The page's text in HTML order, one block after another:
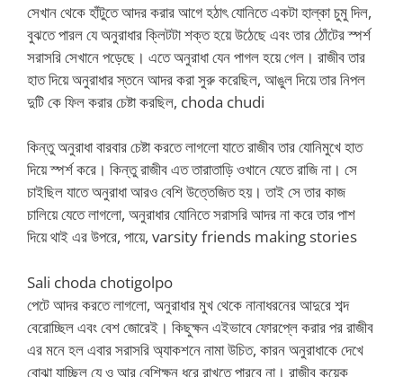
সেখান থেকে হাঁটুতে আদর করার আগে হঠাৎ যোনিতে একটা হাল্কা চুমু দিল,
বুঝতে পারল যে অনুরাধার ক্লিটটা শক্ত হয়ে উঠেছে এবং তার ঠোঁটের স্পর্শ
সরাসরি সেখানে পড়েছে। এতে অনুরাধা যেন পাগল হয়ে গেল। রাজীব তার
হাত দিয়ে অনুরাধার স্তনে আদর করা সুরু করেছিল, আঙুল দিয়ে তার নিপল
দুটি কে ফিল করার চেষ্টা করছিল, choda chudi
কিন্তু অনুরাধা বারবার চেষ্টা করতে লাগলো যাতে রাজীব তার যোনিমুখে হাত
দিয়ে স্পর্শ করে। কিন্তু রাজীব এত তারাতাড়ি ওখানে যেতে রাজি না। সে
চাইছিল যাতে অনুরাধা আরও বেশি উত্তেজিত হয়। তাই সে তার কাজ
চালিয়ে যেতে লাগলো, অনুরাধার যোনিতে সরাসরি আদর না করে তার পাশ
দিয়ে থাই এর উপরে, পায়ে, varsity friends making stories
Sali choda chotigolpo
পেটে আদর করতে লাগলো, অনুরাধার মুখ থেকে নানাধরনের আদুরে শব্দ
বেরোচ্ছিল এবং বেশ জোরেই। কিছুক্ষন এইভাবে ফোরপ্লে করার পর রাজীব
এর মনে হল এবার সরাসরি অ্যাকশনে নামা উচিত, কারন অনুরাধাকে দেখে
বোঝা যাচ্ছিল যে ও আর বেশিক্ষন ধরে রাখতে পারবে না। রাজীব কয়েক